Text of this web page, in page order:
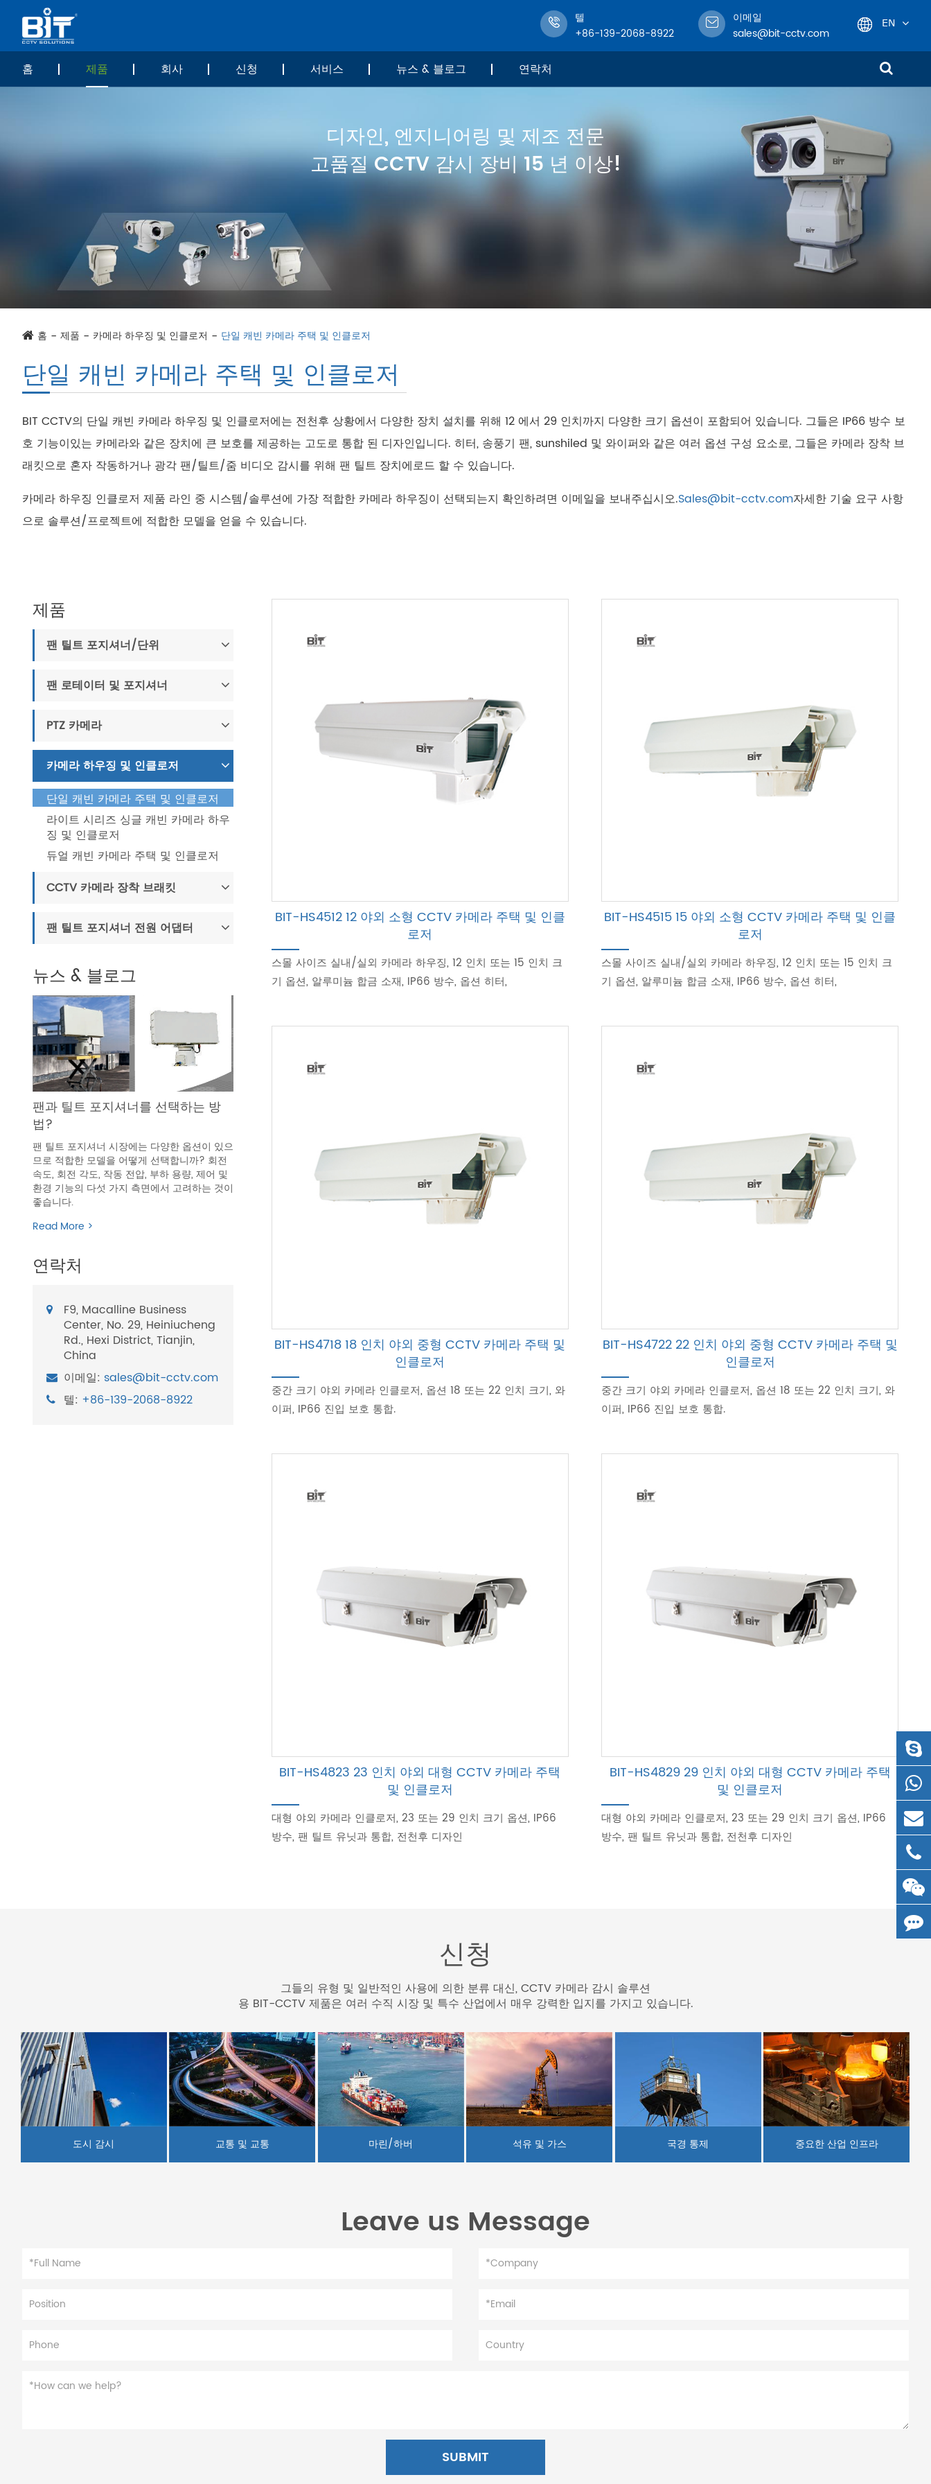
텔
+86-139-2068-8922
이메일
sales@bit-cctv.com
EN
한국어
français
Deutsch
Español
tiếng việt
čeština
홈 제품 회사 신청 서비스 뉴스 & 블로그 연락처
디자인, 엔지니어링 및 제조 전문
고품질 CCTV 감시 장비 15 년 이상!
홈 제품 카메라 하우징 및 인클로저 단일 캐빈 카메라 주택 및 인클로저
단일 캐빈 카메라 주택 및 인클로저
BIT CCTV의 단일 캐빈 카메라 하우징 및 인클로저에는 전천후 상황에서 다양한 장치 설치를 위해 12 에서 29 인치까지 다양한 크기 옵션이 포함되어 있습니다. 그들은 IP66 방수 보
호 기능이있는 카메라와 같은 장치에 큰 보호를 제공하는 고도로 통합 된 디자인입니다. 히터, 송풍기 팬, sunshiled 및 와이퍼와 같은 여러 옵션 구성 요소로, 그들은 카메라 장착 브
래킷으로 혼자 작동하거나 광각 팬/틸트/줌 비디오 감시를 위해 팬 틸트 장치에로드 할 수 있습니다.
카메라 하우징 인클로저 제품 라인 중 시스템/솔루션에 가장 적합한 카메라 하우징이 선택되는지 확인하려면 이메일을 보내주십시오.Sales@bit-cctv.com자세한 기술 요구 사항
으로 솔루션/프로젝트에 적합한 모델을 얻을 수 있습니다.
제품
팬 틸트 포지셔너/단위
팬 로테이터 및 포지셔너
PTZ 카메라
카메라 하우징 및 인클로저
단일 캐빈 카메라 주택 및 인클로저
라이트 시리즈 싱글 캐빈 카메라 하우
징 및 인클로저
듀얼 캐빈 카메라 주택 및 인클로저
CCTV 카메라 장착 브래킷
팬 틸트 포지셔너 전원 어댑터
뉴스 & 블로그
팬과 틸트 포지셔너를 선택하는 방
법?
팬 틸트 포지셔너 시장에는 다양한 옵션이 있으
므로 적합한 모델을 어떻게 선택합니까? 회전
속도, 회전 각도, 작동 전압, 부하 용량, 제어 및
환경 기능의 다섯 가지 측면에서 고려하는 것이
좋습니다.
Read More >
연락처
F9, Macalline Business
Center, No. 29, Heiniucheng
Rd., Hexi District, Tianjin,
China
이메일: sales@bit-cctv.com
텔: +86-139-2068-8922
BIT-HS4512 12 야외 소형 CCTV 카메라 주택 및 인클
로저
스몰 사이즈 실내/실외 카메라 하우징, 12 인치 또는 15 인치 크
기 옵션, 알루미늄 합금 소재, IP66 방수, 옵션 히터,
BIT-HS4515 15 야외 소형 CCTV 카메라 주택 및 인클
로저
스몰 사이즈 실내/실외 카메라 하우징, 12 인치 또는 15 인치 크
기 옵션, 알루미늄 합금 소재, IP66 방수, 옵션 히터,
BIT-HS4718 18 인치 야외 중형 CCTV 카메라 주택 및
인클로저
중간 크기 야외 카메라 인클로저, 옵션 18 또는 22 인치 크기, 와
이퍼, IP66 진입 보호 통합.
BIT-HS4722 22 인치 야외 중형 CCTV 카메라 주택 및
인클로저
중간 크기 야외 카메라 인클로저, 옵션 18 또는 22 인치 크기, 와
이퍼, IP66 진입 보호 통합.
BIT-HS4823 23 인치 야외 대형 CCTV 카메라 주택
및 인클로저
대형 야외 카메라 인클로저, 23 또는 29 인치 크기 옵션, IP66
방수, 팬 틸트 유닛과 통합, 전천후 디자인
BIT-HS4829 29 인치 야외 대형 CCTV 카메라 주택
및 인클로저
대형 야외 카메라 인클로저, 23 또는 29 인치 크기 옵션, IP66
방수, 팬 틸트 유닛과 통합, 전천후 디자인
신청
그들의 유형 및 일반적인 사용에 의한 분류 대신, CCTV 카메라 감시 솔루션
용 BIT-CCTV 제품은 여러 수직 시장 및 특수 산업에서 매우 강력한 입지를 가지고 있습니다.
도시 감시 교통 및 교통 마린/하버 석유 및 가스 국경 통제 중요한 산업 인프라
Leave us Message
SUBMIT